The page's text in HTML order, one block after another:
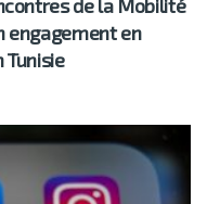
de la Mobilité
engagement en